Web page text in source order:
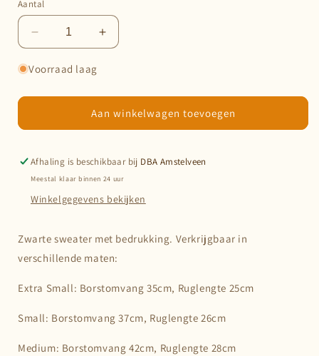
Aantal
Aantal
verlagen
voor
zwart
Aantal
verhogen
zwart
Voorraad laag
Aan winkelwagen toevoegen
Afhaling is beschikbaar bij DBA Amstelveen
Meestal klaar binnen 24 uur
Winkelgegevens bekijken
Zwarte sweater met bedrukking. Verkrijgbaar in
verschillende maten:
Extra Small: Borstomvang 35cm, Ruglengte 25cm
Small: Borstomvang 37cm, Ruglengte 26cm
Medium: Borstomvang 42cm, Ruglengte 28cm